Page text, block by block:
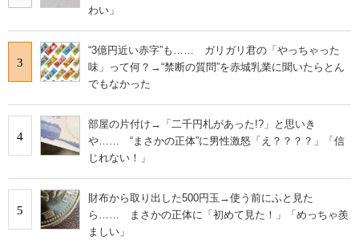
わい」
3
“3億円近い赤字”も…… ガリガリ君の「やっちゃった
味」って何？→“禁断の質問”を赤城乳業に聞いたらとん
でもなかった
4
部屋の片付け→「二千円札があった!?」と思いき
や…… “まさかの正体”に男性激怒「え？？？？」「信
じれない！」
5
財布から取り出した500円玉→使う前にふと見た
ら…… まさかの正体に「初めて見た！」「めっちゃ羨
ましい」